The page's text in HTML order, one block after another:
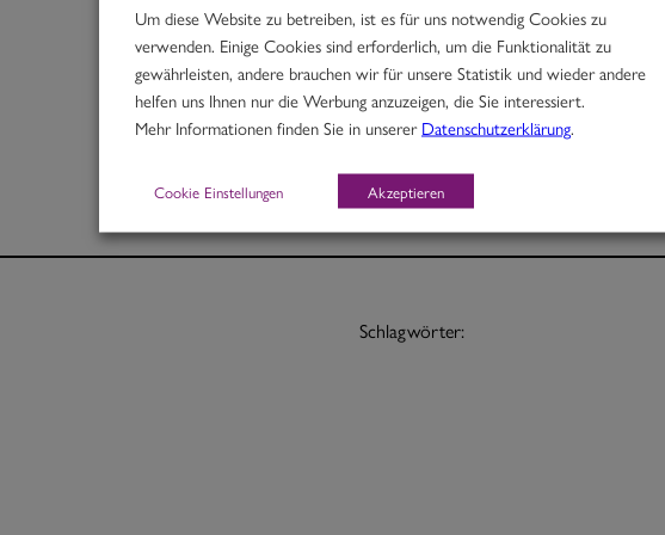
Schlagwörter:
Um diese Website zu betreiben, ist es für uns notwendig Cookies zu
verwenden. Einige Cookies sind erforderlich, um die Funktionalität zu
gewährleisten, andere brauchen wir für unsere Statistik und wieder andere
helfen uns Ihnen nur die Werbung anzuzeigen, die Sie interessiert.
Mehr Informationen finden Sie in unsererDatenschutzerklärung.
Cookie Einstellungen Akzeptieren